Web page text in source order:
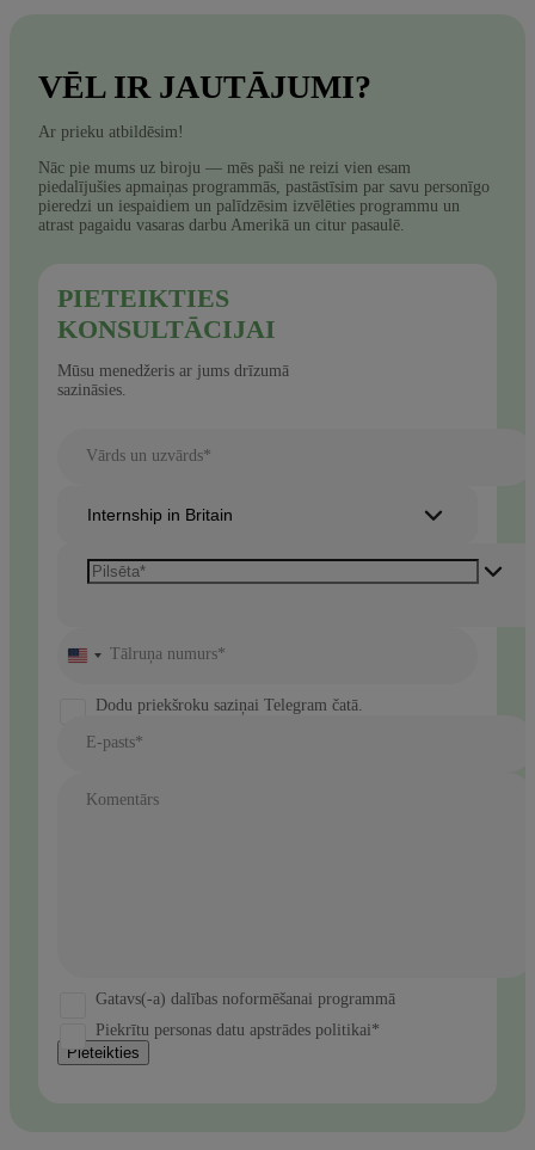
VĒL IR JAUTĀJUMI?
Ar prieku atbildēsim!
Nāc pie mums uz biroju — mēs paši ne reizi vien esam
piedalījušies apmaiņas programmās, pastāstīsim par savu personīgo
pieredzi un iespaidiem un palīdzēsim izvēlēties programmu un
atrast pagaidu vasaras darbu Amerikā un citur pasaulē.
PIETEIKTIES
KONSULTĀCIJAI
Mūsu menedžeris ar jums drīzumā
sazināsies.
Vārds un uzvārds*
Internship in Britain
United
+1
Tālruņa numurs*
Dodu priekšroku saziņai Telegram čatā.
E-pasts*
Komentārs
Gatavs(-a) dalības noformēšanai programmā
Piekrītu personas datu apstrādes politikai*
Pieteikties